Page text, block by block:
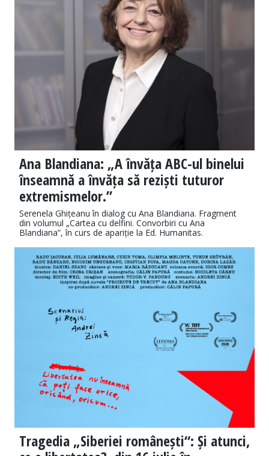
Ana Blandiana: „A învăța ABC-ul binelui
înseamnă a învăța să reziști tuturor
extremismelor.”
Serenela Ghițeanu în dialog cu Ana Blandiana. Fragment
din volumul „Cartea cu delfini. Convorbiri cu Ana
Blandiana”, în curs de apariție la Ed. Humanitas.
Tragedia „Siberiei românești“: Și atunci,